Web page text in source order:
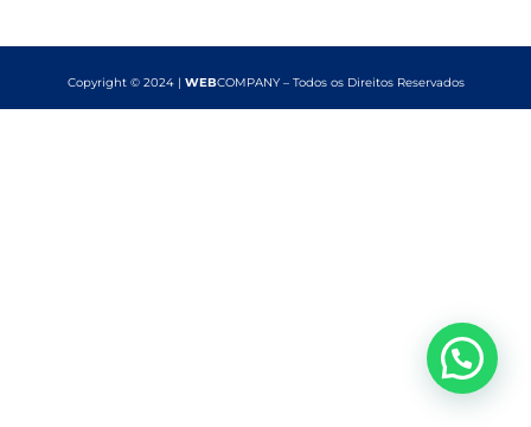
Copyright © 2024 | WEBCOMPANY – Todos os Direitos Reservados